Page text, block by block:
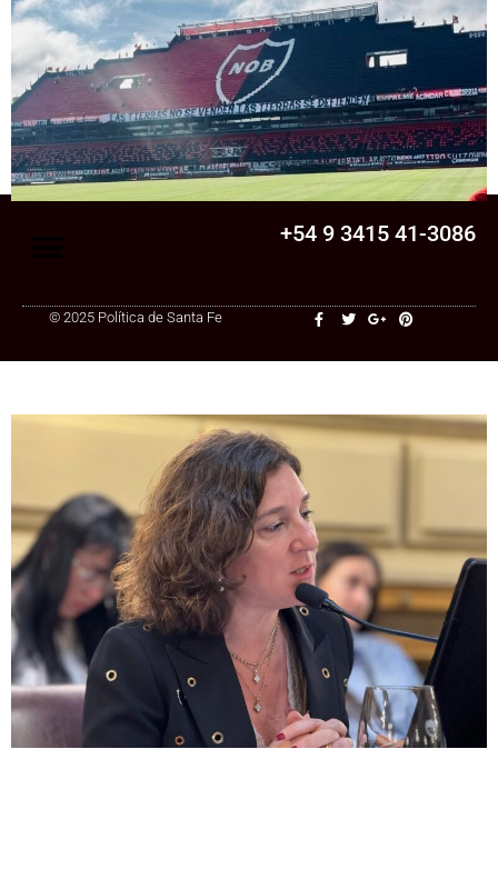
Senado
La Legislatura aprobó una ley clave para
una cooperativa de Santa Fe: ¿qué
cambia?
+54 9 3415 41-3086
© 2025 Política de Santa Fe